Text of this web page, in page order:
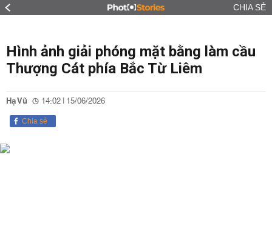
CHIA SẺ
Hình ảnh giải phóng mặt bằng làm cầu
Thượng Cát phía Bắc Từ Liêm
Hạ Vũ 14:02 | 15/06/2026
Chia sẻ